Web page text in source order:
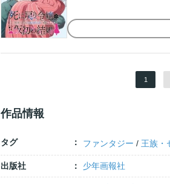
1
作品情報
タグ ファンタジー / 王族・
出版社 少年画報社